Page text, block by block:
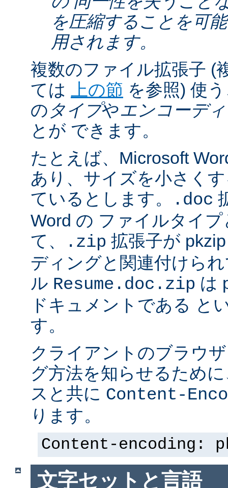
を圧縮することを可
用されます。
複数のファイル拡張子 (
ては
上の節 を参照) 使
の タイプやエンコーデ
とが できます。
たとえば、Microsoft
あり、サイズを小さく
ているとします。
.doc
Word の ファイルタイ
て、
.zip 拡張子が
ディングと関連付けら
ル Resume.doc.zip は
ドキュメントである と
す。
クライアントのブラウ
グ方法を知らせるため
スと共に Content-
ります。
Content-encoding:
文字セットと言語